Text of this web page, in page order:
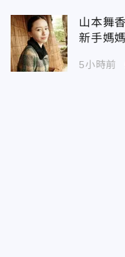
山本舞
新手媽媽
5小時前